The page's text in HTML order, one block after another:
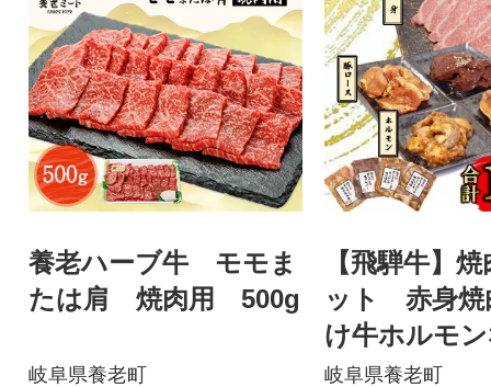
養老ハーブ牛 モモま
たは肩 焼肉用 500g
岐阜県養老町
【飛騨牛】
ット 赤身焼
け牛ホルモ
計1.2kg
岐阜県養老町